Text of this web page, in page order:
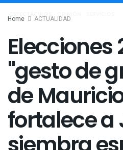
Home ACTUALIDAD
Elecciones
"gesto de
de
fortalece a